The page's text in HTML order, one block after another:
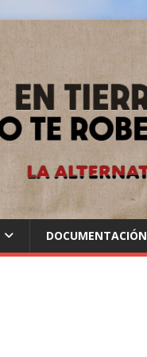
DOCUMENTACIÓN